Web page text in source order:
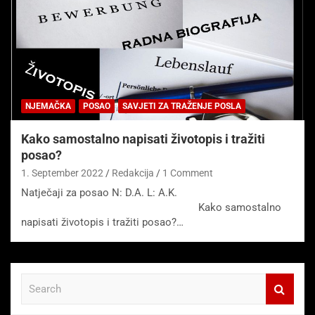
NJEMAČKA POSAO SAVJETI ZA TRAŽENJE POSLA
Kako samostalno napisati životopis i tražiti
posao?
1. September 2022 Redakcija 1 Comment
Natječaji za posao N: D.A. L: A.K.
Kako samostalno
napisati životopis i tražiti posao?…